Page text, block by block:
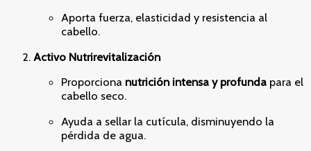
Aporta fuerza, elasticidad y resistencia al
cabello.
Activo Nutrirevitalización
Proporciona nutrición intensa y profunda para el
cabello seco.
Ayuda a sellar la cutícula, disminuyendo la
pérdida de agua.